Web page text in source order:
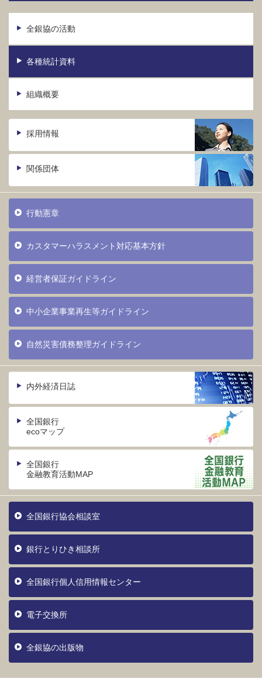
全銀協の活動
各種統計資料
組織概要
採用情報
関係団体
行動憲章
カスタマーハラスメント対応基本方針
経営者保証ガイドライン
中小企業事業再生等ガイドライン
自然災害債務整理ガイドライン
内外経済日誌
全国銀行
ecoマップ
全国銀行
金融教育活動MAP
全国銀行協会相談室
銀行とりひき相談所
全国銀行個人信用情報センター
電子交換所
全銀協の出版物